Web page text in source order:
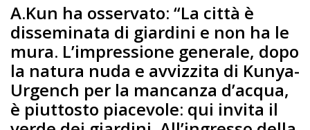
A.Kun ha osservato: “La città è
disseminata di giardini e non ha le
mura. L’impressione generale, dopo
la natura nuda e avvizzita di Kunya-
Urgench per la mancanza d’acqua,
è piuttosto piacevole: qui invita il